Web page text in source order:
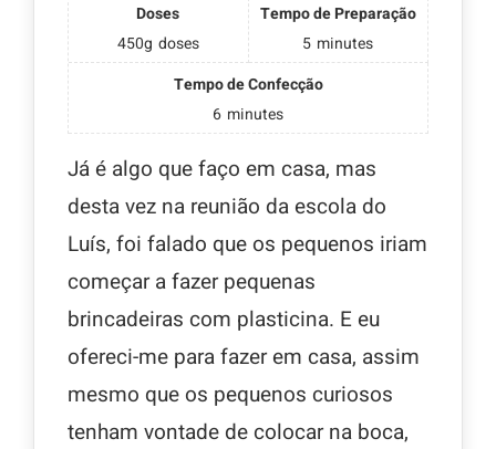
Doses
450g doses
Tempo de Preparação
5 minutes
Tempo de Confecção
6 minutes
Já é algo que faço em casa, mas
desta vez na reunião da escola do
Luís, foi falado que os pequenos iriam
começar a fazer pequenas
brincadeiras com plasticina. E eu
ofereci-me para fazer em casa, assim
mesmo que os pequenos curiosos
tenham vontade de colocar na boca,